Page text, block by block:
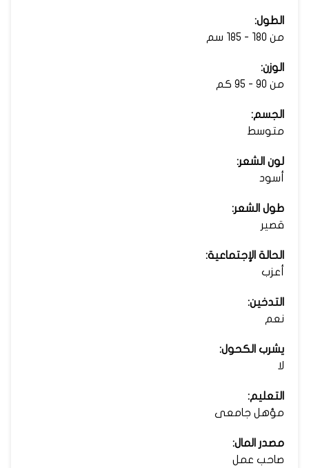
الطول:
من 180 - 185 سم
الوزن:
من 90 - 95 كم
الجسم:
متوسط
لون الشعر:
أسود
طول الشعر:
قصير
الحالة الإجتماعية:
أعزب
التدخين:
نعم
يشرب الكحول:
لا
التعليم:
مؤهل جامعى
مصدر المال:
صاحب عمل